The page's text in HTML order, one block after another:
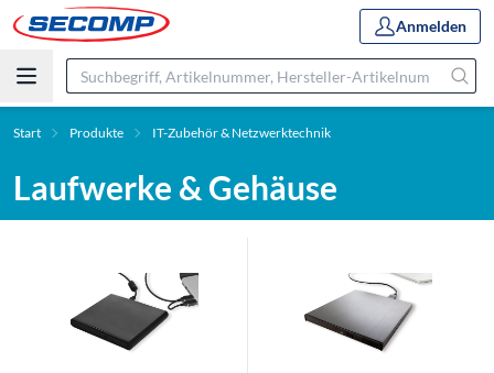
Anmelden
Start Produkte IT-Zubehör & Netzwerktechnik
Laufwerke & Gehäuse